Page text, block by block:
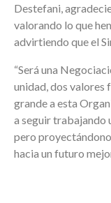
Destefani,
valorando lo que
advirtiendo que el
“Será una
unidad, dos valores
grande a esta
a seguir trabajando
pero
hacia un futuro